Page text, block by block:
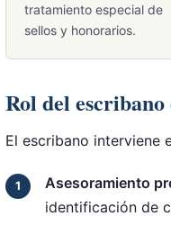
tratamiento especial de
sellos y honorarios.
Rol del
El escribano interviene
Asesoramiento
identificación de